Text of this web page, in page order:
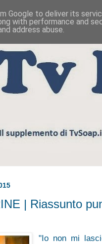
| Riassunto
"Io non mi
Google to deliver its
with performance and
address abuse.